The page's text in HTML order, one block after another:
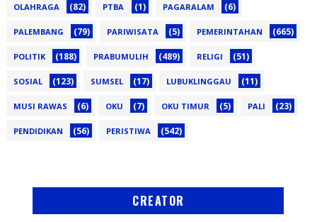
OLAHRAGA (82) PTBA (1) PAGARALAM (6)
PALEMBANG (79) PARIWISATA (5) PEMERINTAHAN (665)
POLITIK (188) PRABUMULIH (489) RELIGI (51)
SOSIAL (123) SUMSEL (17) LUBUKLINGGAU (11)
MUSI RAWAS (6) OKU (7) OKU TIMUR (5) PALI (23)
PENDIDIKAN (56) PERISTIWA (542)
CREATOR